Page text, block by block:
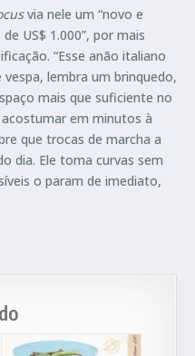
via nele um “novo e
US$ 1.000”, por mais
“Esse anão italiano
lembra um brinquedo,
mais que suficiente no
em minutos à
que trocas de marcha a
dia. Ele toma curvas sem
o param de imediato,